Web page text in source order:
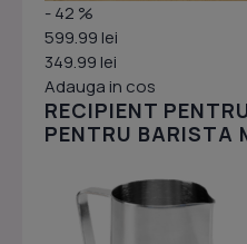
- 42 %
599.99 lei
349.99 lei
Adauga in cos
RECIPIENT
PENTRU BARISTA